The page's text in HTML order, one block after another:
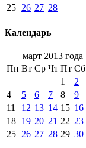
25 26 27 28
Календарь
март 2013 года
Пн Вт Ср Чт Пт Сб
1
2
4
5 6 7 8 9
11
12 13 14 15 16
18 19 20 21 22 23
25 26 27 28 29 30